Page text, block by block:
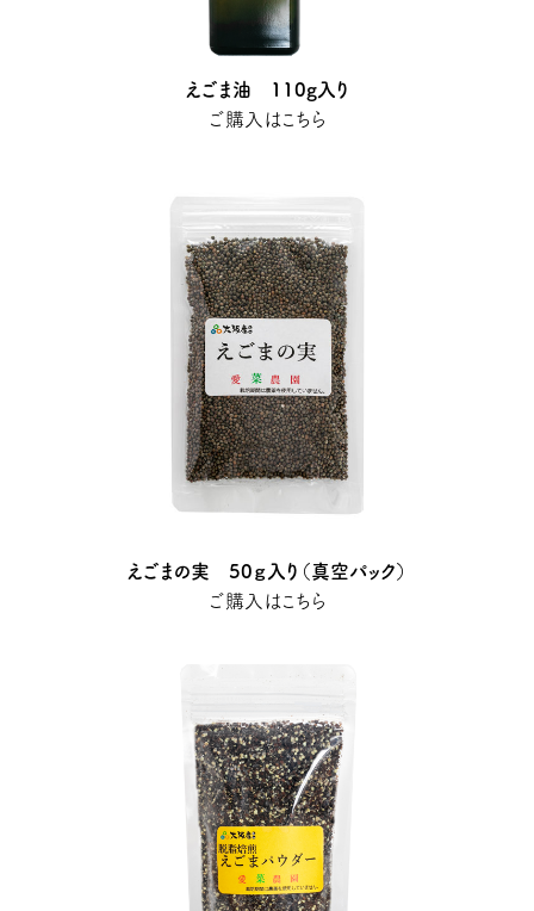
えごま油 110g入り
ご購入はこちら
えごまの実 50ｇ入り（真空パック）
ご購入はこちら